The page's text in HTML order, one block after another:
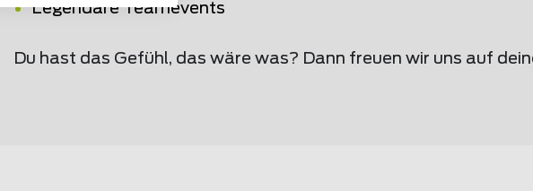
Legendäre Teamevents
Du hast das Gefühl, das wäre was? Dann freuen wir uns auf